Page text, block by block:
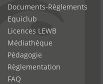
Documents-Règlements
Equiclub
Licences LEWB
Médiathèque
Pédagogie
Règlementation
FAQ